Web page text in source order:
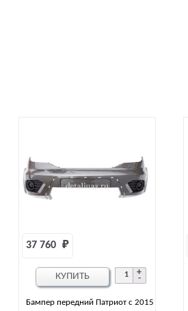
Бампер передний Патриот с 2015
37 760 ₽
КУПИТЬ